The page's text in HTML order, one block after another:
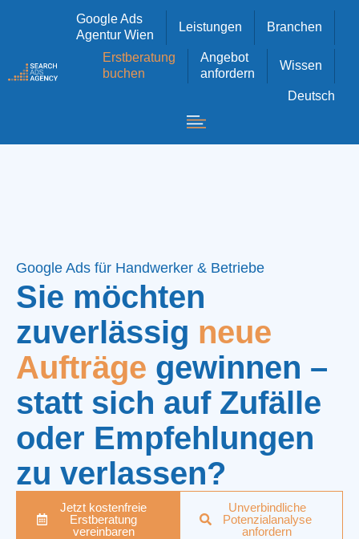
Google Ads
Agentur Wien
Leistungen Branchen
Erstberatung
buchen
Angebot
anfordern
Wissen
Deutsch
Google Ads für Handwerker & Betriebe
Sie möchten
zuverlässig neue
Aufträge gewinnen –
statt sich auf Zufälle
oder Empfehlungen
zu verlassen?
Jetzt kostenfreie
Erstberatung
vereinbaren
Unverbindliche
Potenzialanalyse
anfordern